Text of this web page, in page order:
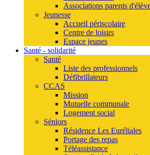
Associations parents
Jeunesse
Accueil périscolaire
Centre de loisirs
Espace jeunes
Santé - solidarité
Santé
Liste des professionnels
Défibrillateurs
CCAS
Mission
Mutuelle communale
Logement social
Séniors
Résidence Les Euréliales
Portage des repas
Téléassistance